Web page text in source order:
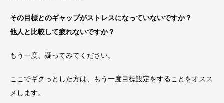
その目標とのギャップがストレスになっていないですか？
他人と比較して疲れないですか？
もう一度、疑ってみてください。
ここでギクっとした方は、もう一度目標設定をすることをオスス
メします。